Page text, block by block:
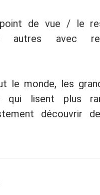
de vue / le
autres avec
le monde, les
qui lisent plus
découvrir